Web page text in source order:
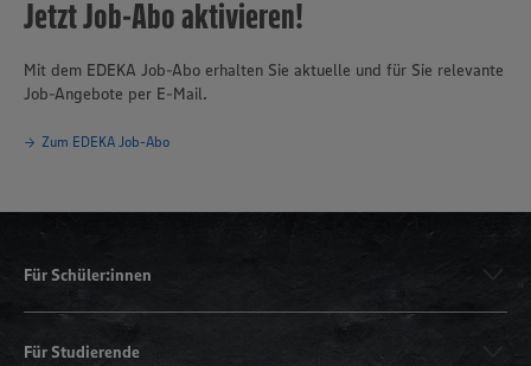
Jetzt Job-Abo aktivieren!
Mit dem EDEKA Job-Abo erhalten Sie aktuelle und für Sie relevante
Job-Angebote per E-Mail.
Zum EDEKA Job-Abo
Für Schüler:innen
Für Studierende